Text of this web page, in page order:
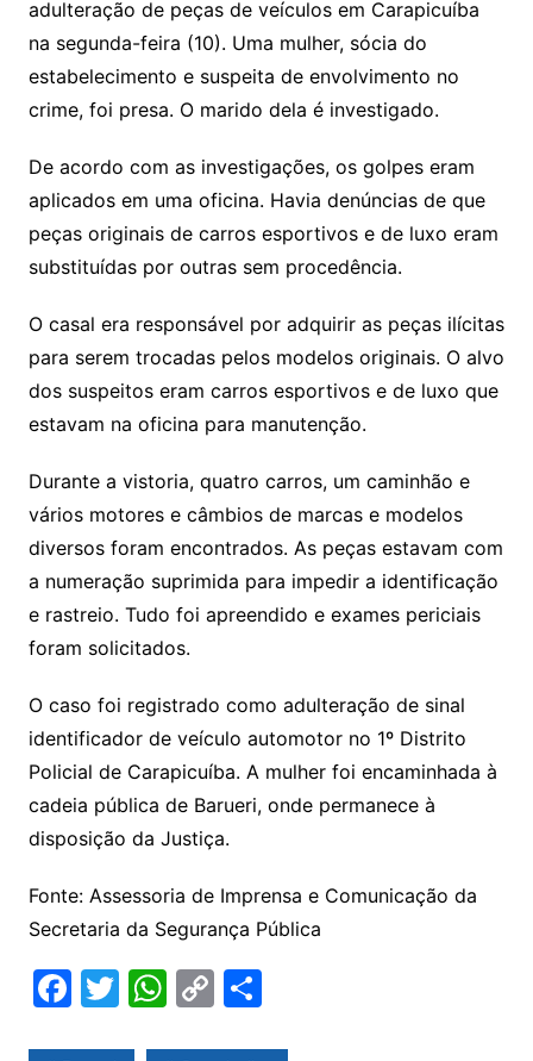
adulteração de peças de veículos em Carapicuíba
na segunda-feira (10). Uma mulher, sócia do
estabelecimento e suspeita de envolvimento no
crime, foi presa. O marido dela é investigado.
De acordo com as investigações, os golpes eram
aplicados em uma oficina. Havia denúncias de que
peças originais de carros esportivos e de luxo eram
substituídas por outras sem procedência.
O casal era responsável por adquirir as peças ilícitas
para serem trocadas pelos modelos originais. O alvo
dos suspeitos eram carros esportivos e de luxo que
estavam na oficina para manutenção.
Durante a vistoria, quatro carros, um caminhão e
vários motores e câmbios de marcas e modelos
diversos foram encontrados. As peças estavam com
a numeração suprimida para impedir a identificação
e rastreio. Tudo foi apreendido e exames periciais
foram solicitados.
O caso foi registrado como adulteração de sinal
identificador de veículo automotor no 1º Distrito
Policial de Carapicuíba. A mulher foi encaminhada à
cadeia pública de Barueri, onde permanece à
disposição da Justiça.
Fonte: Assessoria de Imprensa e Comunicação da
Secretaria da Segurança Pública
F T W C S